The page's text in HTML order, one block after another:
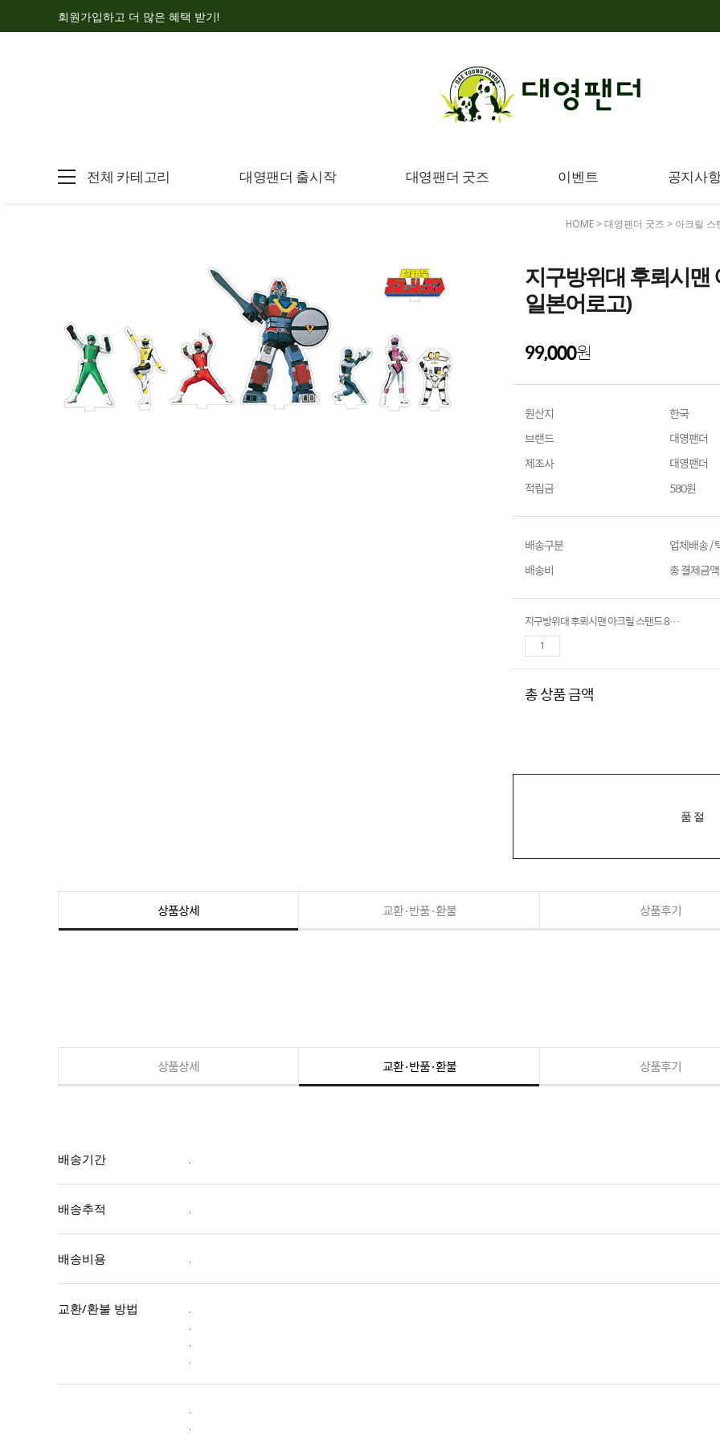
회원가입하고 더 많은 혜택 받기!
전체 카테고리 대영팬더 출시작 대영팬더 굿즈 이벤트 공지사
HOME >대영팬더 굿즈 > 아크릴 스
지구방위대 후뢰시맨
일본어로고)
99,000원
원산지
한국
브랜드
대영팬더
제조사
대영팬더
적립금
580원
배송구분
업체배송 /
배송비
총 결제금
지구방위대 후뢰시맨 아크릴 스탠드 8종 (등장인물 & 일본어로고)
총 상품 금액
품절
상품상세 교환·반품·환불 상품후기
상품상세 교환·반품·환불 상품후기
배송기간 .
배송추적 .
배송비용 .
교환/환불 방법
.
.
.
.
.
.